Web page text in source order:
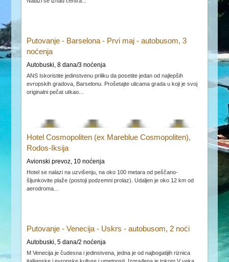
Putovanje - Barselona - Prvi maj - autobusom, 3
noćenja
Autobuski, 8 dana/3 noćenja
ANS Iskoristite jedinstvenu priliku da posetite jedan od najlepših
evropskih gradova, Barselonu. Prošetajte ulicama grada u koji je svoj
originalni pečat utkao...
Hotel Cosmopoliten (ex Mareblue Cosmopoliten),
Rodos-Iksija
Avionski prevoz, 10 noćenja
Hotel se nalazi na uzvišenju, na oko 100 metara od peščano-
šljunkovite plaže (postoji podzemni prolaz). Udaljen je oko 12 km od
aerodroma...
Putovanje - Venecija - Uskrs - autobusom, 2 noći
Autobuski, 5 dana/2 noćenja
M Venecija je čudesna i jedinstvena, jedna je od najbogatijih riznica